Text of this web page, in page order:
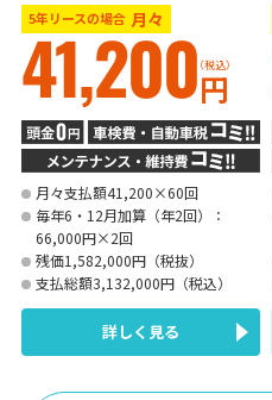
5年リースの場合 月々
41,200円
（税込）
月々支払額41,200×60回
毎年6・12月加算（年2回）：
66,000円×2回
残価1,582,000円（税抜）
支払総額3,132,000円（税込）
詳しく見る